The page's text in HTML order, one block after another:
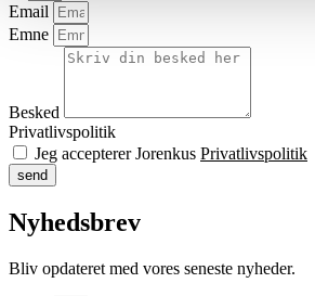
Email
Emne
Besked
Privatlivspolitik
Jeg accepterer Jorenkus Privatlivspolitik
send
Nyhedsbrev
Bliv opdateret med vores seneste nyheder.